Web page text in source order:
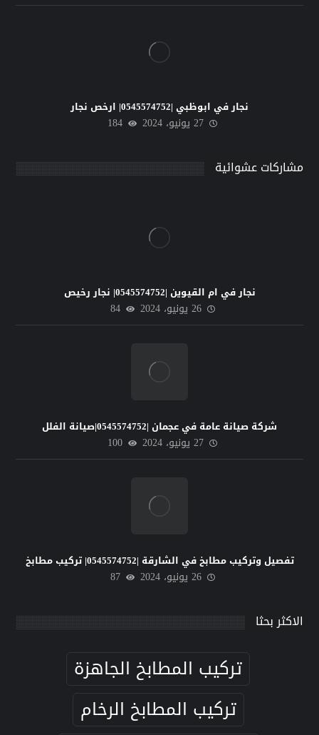
نجار في ابوظبي |0545574752| ارخص نجار
27 يونيو، 2024 184
مشاركات عشوائية
نجار في ام القيوين |0545574752| نجار رخيص
26 يونيو، 2024 84
شركة صيانة عامة في عجمان |0545574752|صيانة الفلل
27 يونيو، 2024 100
تفصيل وتركيب مطابخ في الشارقة |0545574752| تركيب مطابخ
26 يونيو، 2024 87
الاكثر بحثا
تركيب المطابخ الجاهزة
تركيب المطابخ الرخام